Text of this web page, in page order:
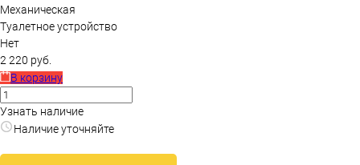
Механическая
Туалетное устройство
Нет
2 220 руб.
В корзину
Узнать наличие
Наличие уточняйте